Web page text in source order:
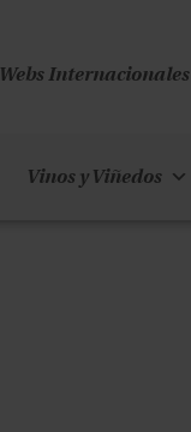
Webs Internacionales
Vinos y Viñedos